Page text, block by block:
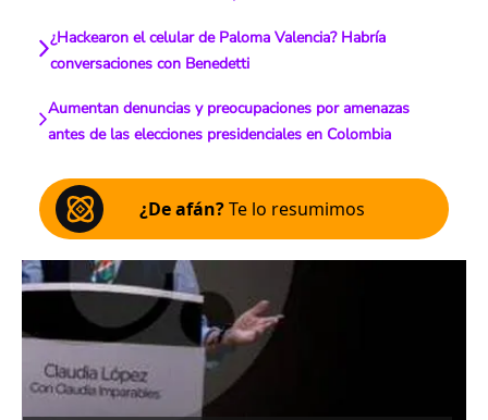
¿Hackearon el celular de Paloma Valencia? Habría
conversaciones con Benedetti
Aumentan denuncias y preocupaciones por amenazas
antes de las elecciones presidenciales en Colombia
¿De afán?Te lo resumimos